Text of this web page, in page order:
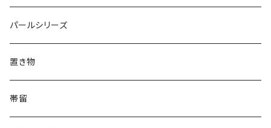
リング
Square
てんとう虫
pattern
Square
Bubble
鳥
Animal
うさぎ
パンダ
鏡
Pattern
犬
鏡
Pattern
house
てんとう虫
Food
Pattern
Round
てんとう虫
animal
パールシリーズ
置き物
帯留